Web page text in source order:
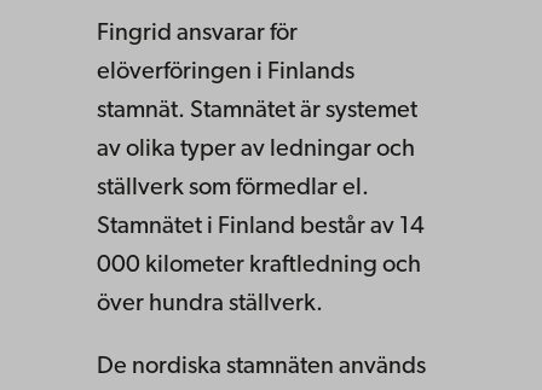
Fingrid ansvarar för
elöverföringen i Finlands
stamnät. Stamnätet är systemet
av olika typer av ledningar och
ställverk som förmedlar el.
Stamnätet i Finland består av 14
000 kilometer kraftledning och
över hundra ställverk.
De nordiska stamnäten används